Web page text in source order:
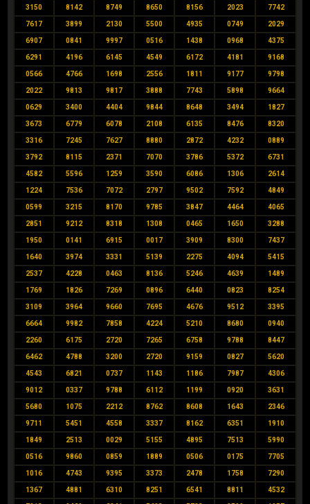
3150 8142 8749 8650 8156 2023 7742
7617 3899 2130 5500 4935 0749 2029
6907 0841 9997 0516 1438 0968 4375
6291 4196 6145 4549 6172 4181 9168
0566 4766 1698 2556 1811 9177 9798
2022 9813 9817 3888 7743 5898 9664
0629 3400 4404 9844 8648 3494 1827
3673 6779 6078 2108 6135 8476 8320
3316 7245 7627 8880 2872 4232 0889
3792 8115 2371 7070 3786 5372 6731
4582 5596 1259 3590 6086 1306 2614
1224 7536 7072 2797 9502 7592 4849
0599 3215 8170 9785 3847 4464 4065
2851 9212 8318 1308 0465 1650 3288
1950 0141 6915 0017 3909 8300 7437
1640 3974 3331 5139 2275 4094 5415
2537 4228 0463 8136 5246 4639 1489
1769 1826 7269 0896 6440 0823 8254
3109 3964 9660 7695 4676 9512 3395
6664 9982 7858 4224 5210 8680 0940
2260 6175 2720 7265 6758 9788 8447
6462 4788 3200 2720 9159 0827 5620
4543 6821 0737 1143 1186 7987 4306
9012 0337 9788 6112 1199 0920 3631
5680 1075 2212 8762 8608 1643 2346
9711 5451 4558 3337 8162 6351 1910
1849 2513 0029 5155 4895 7513 5990
0516 9860 0859 1889 0506 0175 7705
1016 4743 9395 3373 2478 1758 7290
1367 4881 6310 8251 6541 8811 4532